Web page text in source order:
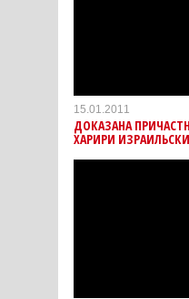
15.01.2011
ДОКАЗАНА
ХАРИРИ